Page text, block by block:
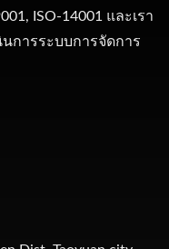
ISO-14001 และเรา
การระบบการจัดการ